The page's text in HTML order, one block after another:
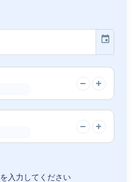
event
入力してください